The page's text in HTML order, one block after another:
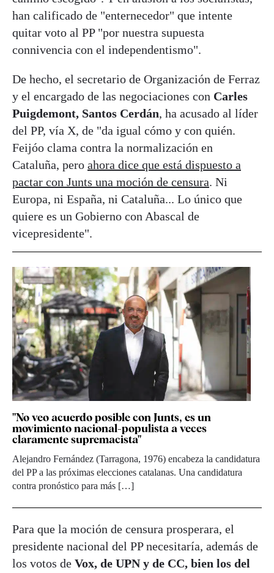
han calificado de "enternecedor" que intente
quitar voto al PP "por nuestra supuesta
connivencia con el independentismo".
De hecho, el secretario de Organización de Ferraz
y el encargado de las negociaciones con Carles
Puigdemont, Santos Cerdán, ha acusado al líder
del PP, vía X, de "da igual cómo y con quién.
Feijóo clama contra la normalización en
Cataluña, pero ahora dice que está dispuesto a
pactar con Junts una moción de censura. Ni
Europa, ni España, ni Cataluña... Lo único que
quiere es un Gobierno con Abascal de
vicepresidente".
"No veo acuerdo posible con Junts, es un
movimiento nacional-populista a veces
claramente supremacista"
Alejandro Fernández (Tarragona, 1976) encabeza la candidatura
del PP a las próximas elecciones catalanas. Una candidatura
contra pronóstico para más […]
Para que la moción de censura prosperara, el
presidente nacional del PP necesitaría, además de
los votos de Vox, de UPN y de CC, bien los del